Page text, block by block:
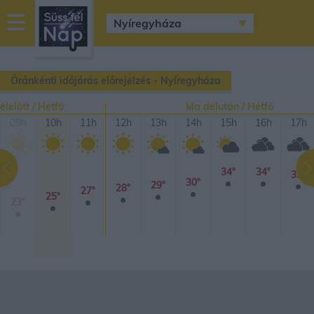
sussfelnap.hu
időjárás
Óránkénti időjárás előrejelzés - Nyíregyháza
/ Hétfő
10h
25°
11h
27°
Ma délután / Hétfő
12h
28°
13h
29°
14h
30°
15h
34°
16h
34°
17h
33°